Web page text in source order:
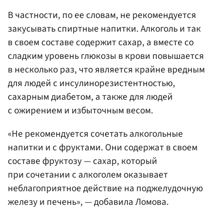
В частности, по ее словам, не рекомендуется
закусывать спиртные напитки. Алкоголь и так
в своем составе содержит сахар, а вместе со
сладким уровень глюкозы в крови повышается
в несколько раз, что является крайне вредным
для людей с инсулинорезистентностью,
сахарным диабетом, а также для людей
с ожирением и избыточным весом.
«Не рекомендуется сочетать алкогольные
напитки и с фруктами. Они содержат в своем
составе фруктозу — сахар, который
при сочетании с алкоголем оказывает
неблагоприятное действие на поджелудочную
железу и печень», — добавила Ломова.